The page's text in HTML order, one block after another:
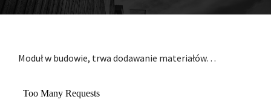
Moduł w budowie, trwa dodawanie materiałów…